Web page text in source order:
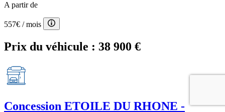
A partir de
557€ / mois
Prix du véhicule : 38 900 €
Concession ETOILE DU RHONE -